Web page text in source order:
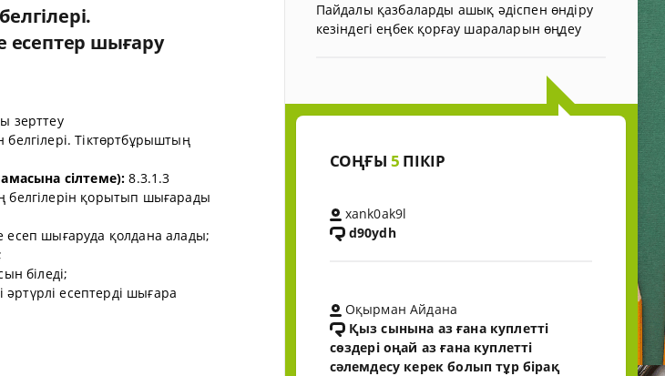
есептер шығару
зерттеу
Тіктөртбұрыштың
сілтеме): 8.3.1.3
белгілерін қорытып шығарады
есеп шығаруда қолдана алады;
біледі;
есептерді шығара
Пайдалы қазбаларды ашық әдіспен өндіру
кезіндегі еңбек қорғау шараларын өңдеу
СОҢҒЫ 5 ПІКІР
xank0ak9l
d90ydh
Оқырман Айдана
Қыз сынына аз ғана куплетті
сөздері оңай аз ғана куплетті
сәлемдесу керек болып тұр бірақ